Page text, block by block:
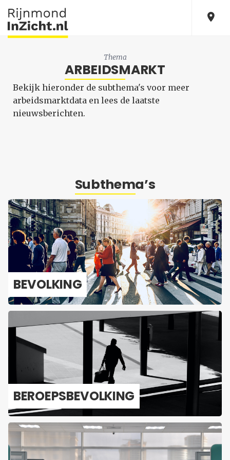
Thema
ARBEIDSMARKT
Bekijk hieronder de subthema's voor meer
arbeidsmarktdata en lees de laatste
nieuwsberichten.
Subthema’s
BE­VOL­KING
BE­ROEPS­BE­VOL­KING